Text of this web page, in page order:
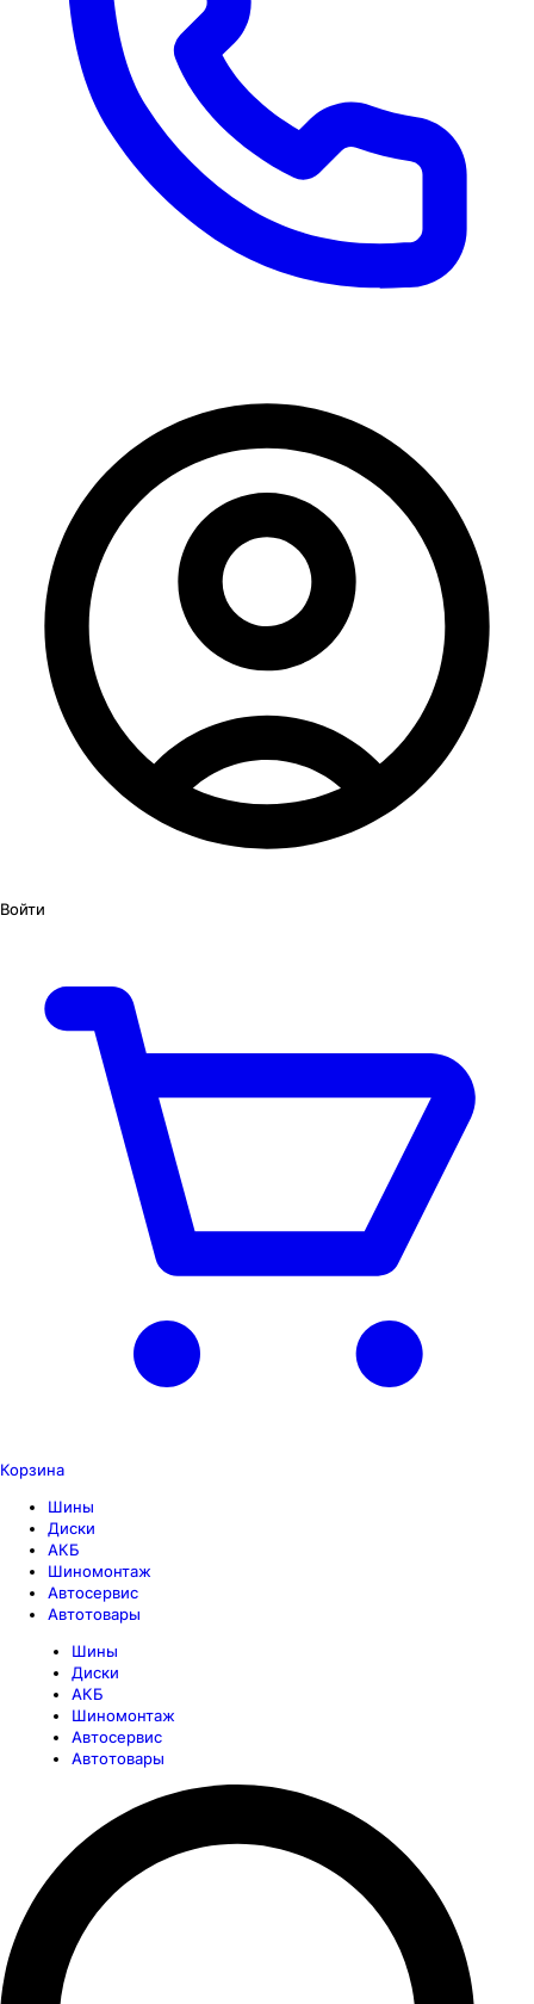
Войти
Корзина
Шины
Диски
АКБ
Шиномонтаж
Автосервис
Автотовары
Шины
Диски
АКБ
Шиномонтаж
Автосервис
Автотовары